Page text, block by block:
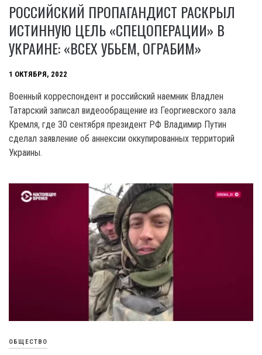
РОССИЙСКИЙ ПРОПАГАНДИСТ РАСКРЫЛ
ИСТИННУЮ ЦЕЛЬ «СПЕЦОПЕРАЦИИ» В
УКРАИНЕ: «ВСЕХ УБЬЕМ, ОГРАБИМ»
1 ОКТЯБРЯ, 2022
Военный корреспондент и российский наемник Владлен
Татарский записал видеообращение из Георгиевского зала
Кремля, где 30 сентября президент РФ Владимир Путин
сделал заявление об аннексии оккупированных территорий
Украины.
ОБЩЕСТВО